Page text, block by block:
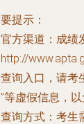
提示：
官方渠道 ：成
询入口，请考
等虚假信息，以
查询方式 ：考